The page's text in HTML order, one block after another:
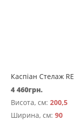
Каспіан Стелаж
4 460грн.
Висота, см:200,5
Ширина, см:90